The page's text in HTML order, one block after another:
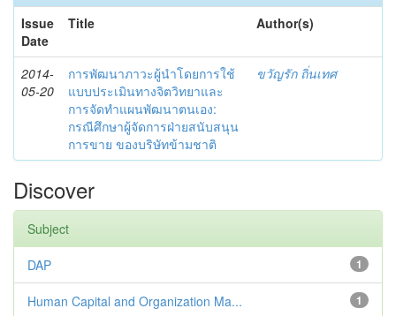
Issue
Date
Title Author(s)
2014-
05-20
การพัฒนาภาวะผู้นำโดยการใช้
แบบประเมินทางจิตวิทยาและ
การจัดทำแผนพัฒนาตนเอง:
กรณีศึกษาผู้จัดการฝ่ายสนับสนุน
การขาย ของบริษัทข้ามชาติ
ขวัญรัก ถิ่นเทศ
Discover
Subject
1
DAP
1
Human Capital and Organization Ma...